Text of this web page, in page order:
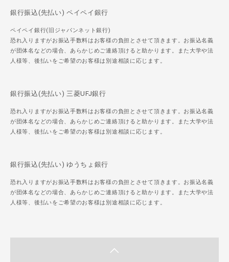
銀行振込(先払い) ペイペイ銀行
ペイペイ銀行(旧ジャパンネット銀行)
恐れ入りますがお振込手数料はお客様の負担とさせて頂きます。お振込名義
が団体名などの場合、あらかじめご連絡頂けると助かります。また大学や法
人様等、後払いをご希望のお客様は別途相談に応じます。
銀行振込(先払い) 三菱UFJ銀行
恐れ入りますがお振込手数料はお客様の負担とさせて頂きます。お振込名義
が団体名などの場合、あらかじめご連絡頂けると助かります。また大学や法
人様等、後払いをご希望のお客様は別途相談に応じます。
銀行振込(先払い) ゆうちょ銀行
恐れ入りますがお振込手数料はお客様の負担とさせて頂きます。お振込名義
が団体名などの場合、あらかじめご連絡頂けると助かります。また大学や法
人様等、後払いをご希望のお客様は別途相談に応じます。